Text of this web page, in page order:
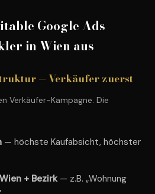
Google Ads
in Wien aus
— Verkäufer zuerst
Verkäufer-Kampagne. Die
— höchste Kaufabsicht, höchster
+ Bezirk— z.B. „Wohnung